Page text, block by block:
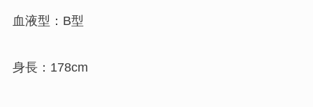
血液型：B型
身長：178cm